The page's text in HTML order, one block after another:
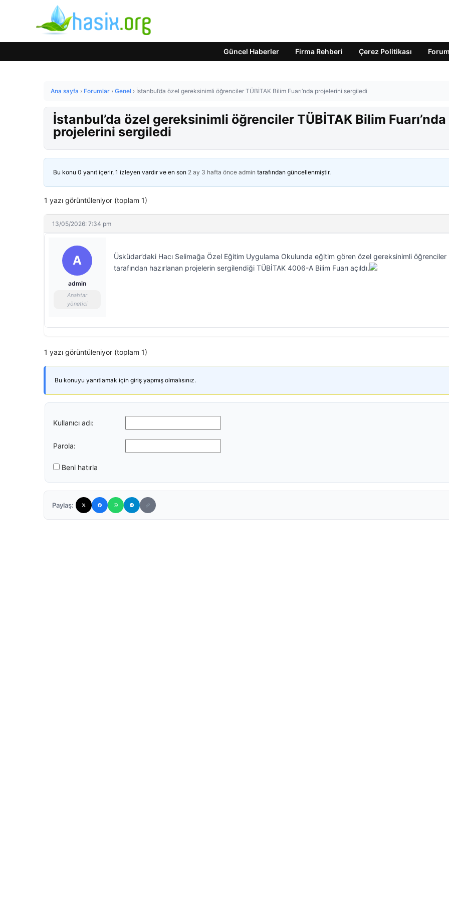
Güncel Haberler Firma Rehberi Çerez Politikası Forum
Ana sayfa › Forumlar › Genel › İstanbul’da özel gereksinimli öğrenciler TÜBİTAK Bilim Fuarı’nda projelerini sergiledi
İstanbul’da özel gereksinimli öğrenciler TÜBİTAK Bilim Fuarı’nda
projelerini sergiledi
Bu konu 0 yanıt içerir, 1 izleyen vardır ve en son 2 ay 3 hafta önce admin tarafından güncellenmiştir.
1 yazı görüntüleniyor (toplam 1)
13/05/2026: 7:34 pm
A
admin
Anahtar
yönetici
Üsküdar’daki Hacı Selimağa Özel Eğitim Uygulama Okulunda eğitim gören özel gereksinimli öğrenciler
tarafından hazırlanan projelerin sergilendiği TÜBİTAK 4006-A Bilim Fuarı açıldı.
1 yazı görüntüleniyor (toplam 1)
Bu konuyu yanıtlamak için giriş yapmış olmalısınız.
Kullanıcı adı:
Parola:
Beni hatırla
Paylaş: